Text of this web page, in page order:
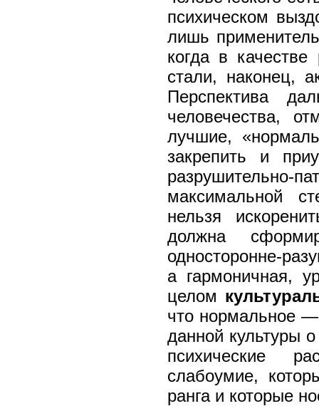
психическом
лишь
когда в качестве
стали, наконец,
Перспектива
человечества,
лучшие,
закрепить и
максимальной
нельзя
должна
односторонне-
а гармоничная,
целом
что нормальное —
данной культуры
психические
слабоумие,
ранга и которые